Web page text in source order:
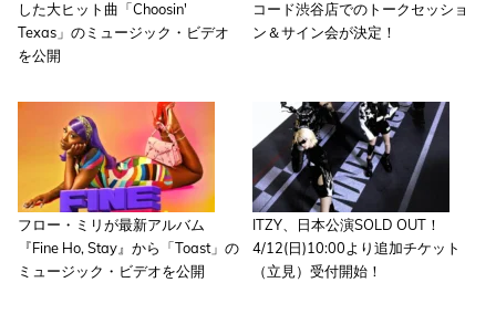
した大ヒット曲「Choosin'
Texas」のミュージック・ビデオ
を公開
コード渋谷店でのトークセッショ
ン＆サイン会が決定！
フロー・ミリが最新アルバム
『Fine Ho, Stay』から「Toast」の
ミュージック・ビデオを公開
ITZY、日本公演SOLD OUT！
4/12(日)10:00より追加チケット
（立見）受付開始！